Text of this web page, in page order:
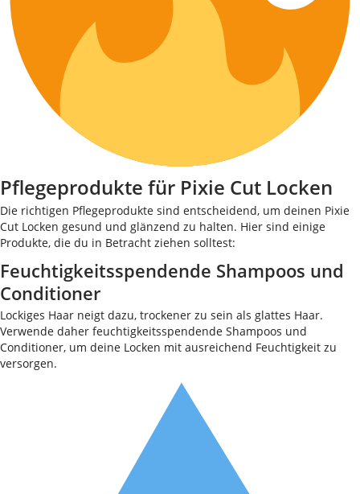
Pflegeprodukte für Pixie Cut Locken
Die richtigen Pflegeprodukte sind entscheidend, um deinen Pixie
Cut Locken gesund und glänzend zu halten. Hier sind einige
Produkte, die du in Betracht ziehen solltest:
Feuchtigkeitsspendende Shampoos und
Conditioner
Lockiges Haar neigt dazu, trockener zu sein als glattes Haar.
Verwende daher feuchtigkeitsspendende Shampoos und
Conditioner, um deine Locken mit ausreichend Feuchtigkeit zu
versorgen.